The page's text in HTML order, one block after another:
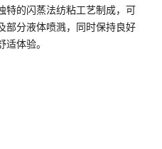
特的闪蒸法纺粘工艺制成，可
部分液体喷溅，同时保持良好
体验。